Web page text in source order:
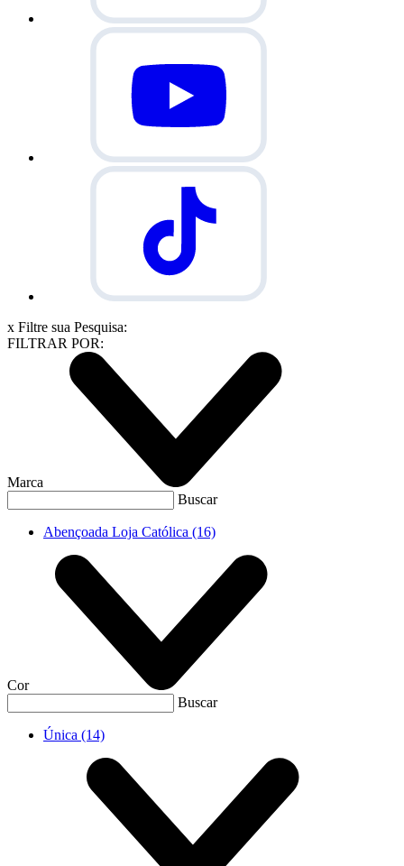
x Filtre sua Pesquisa:
FILTRAR POR:
Marca
Buscar
Abençoada Loja Católica (16)
Cor
Buscar
Única (14)